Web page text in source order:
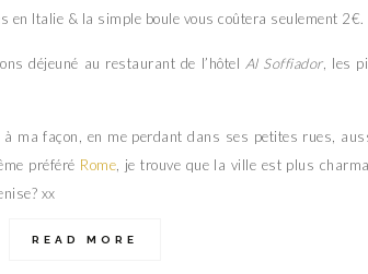
en Italie & la simple boule vous coûtera seulement 2€.
déjeuné au restaurant de l’hôtel Al Soffiador , les
à ma façon, en me perdant dans ses petites rues,
préféré Rome , je trouve que la ville est plus
xx
READ MORE